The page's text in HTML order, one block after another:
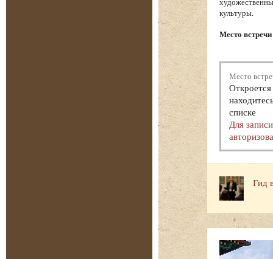
культуры.
Место
Место
списке
Для
Гид